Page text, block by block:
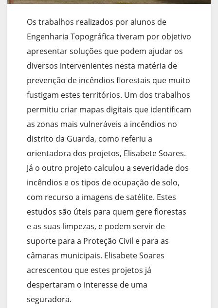
Os trabalhos realizados por alunos de
Engenharia Topográfica tiveram por objetivo
apresentar soluções que podem ajudar os
diversos intervenientes nesta matéria de
prevenção de incêndios florestais que muito
fustigam estes territórios. Um dos trabalhos
permitiu criar mapas digitais que identificam
as zonas mais vulneráveis a incêndios no
distrito da Guarda, como referiu a
orientadora dos projetos, Elisabete Soares.
Já o outro projeto calculou a severidade dos
incêndios e os tipos de ocupação de solo,
com recurso a imagens de satélite. Estes
estudos são úteis para quem gere florestas
e as suas limpezas, e podem servir de
suporte para a Proteção Civil e para as
câmaras municipais. Elisabete Soares
acrescentou que estes projetos já
despertaram o interesse de uma
seguradora.